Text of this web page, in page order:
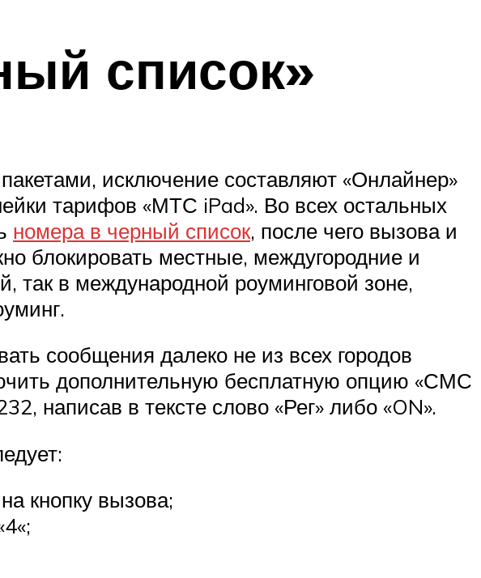
список»
исключение составляют «Онлайнер»
тарифов «МТС iPad». Во всех остальных
номера в черный список, после чего вызова и
блокировать местные, междугородние и
так в международной роуминговой зоне,
сообщения далеко не из всех городов
дополнительную бесплатную опцию «СМС
написав в тексте слово «Рег» либо «ON».
кнопку вызова;